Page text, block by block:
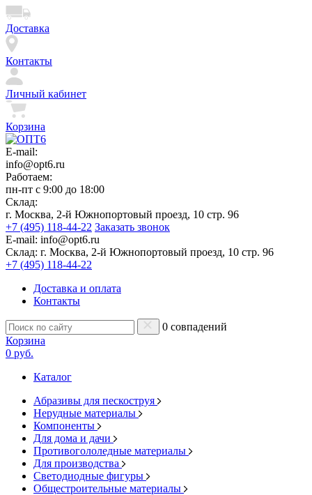
Доставка
Контакты
Личный кабинет
Корзина
E-mail:
info@opt6.ru
Работаем:
пн-пт с 9:00 до 18:00
Склад:
г. Москва, 2-й Южнопортовый проезд, 10 стр. 96
+7 (495) 118-44-22 Заказать звонок
E-mail: info@opt6.ru
Склад: г. Москва, 2-й Южнопортовый проезд, 10 стр. 96
+7 (495) 118-44-22
Доставка и оплата
Контакты
0 совпадений
Корзина
0 руб.
Каталог
Абразивы для пескоструя
Нерудные материалы
Компоненты
Для дома и дачи
Противогололедные материалы
Для производства
Светодиодные фигуры
Общестроительные материалы